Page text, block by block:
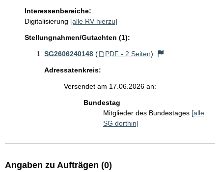
Interessenbereiche:
Digitalisierung [alle RV hierzu]
Stellungnahmen/Gutachten (1):
SG2606240148 ( PDF - 2 Seiten)
Adressatenkreis:
Versendet am 17.06.2026 an:
Bundestag
Mitglieder des Bundestages [alle
SG dorthin]
Angaben zu Aufträgen (0)